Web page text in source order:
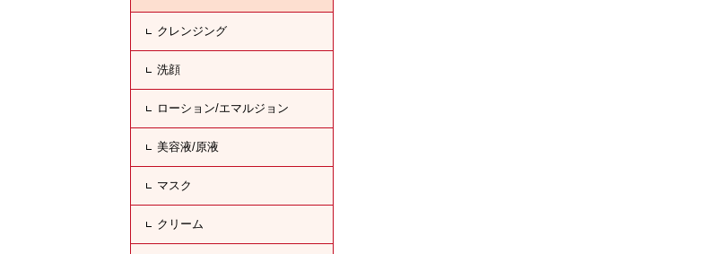
クレンジング
洗顔
ローション/エマルジョン
美容液/原液
マスク
クリーム